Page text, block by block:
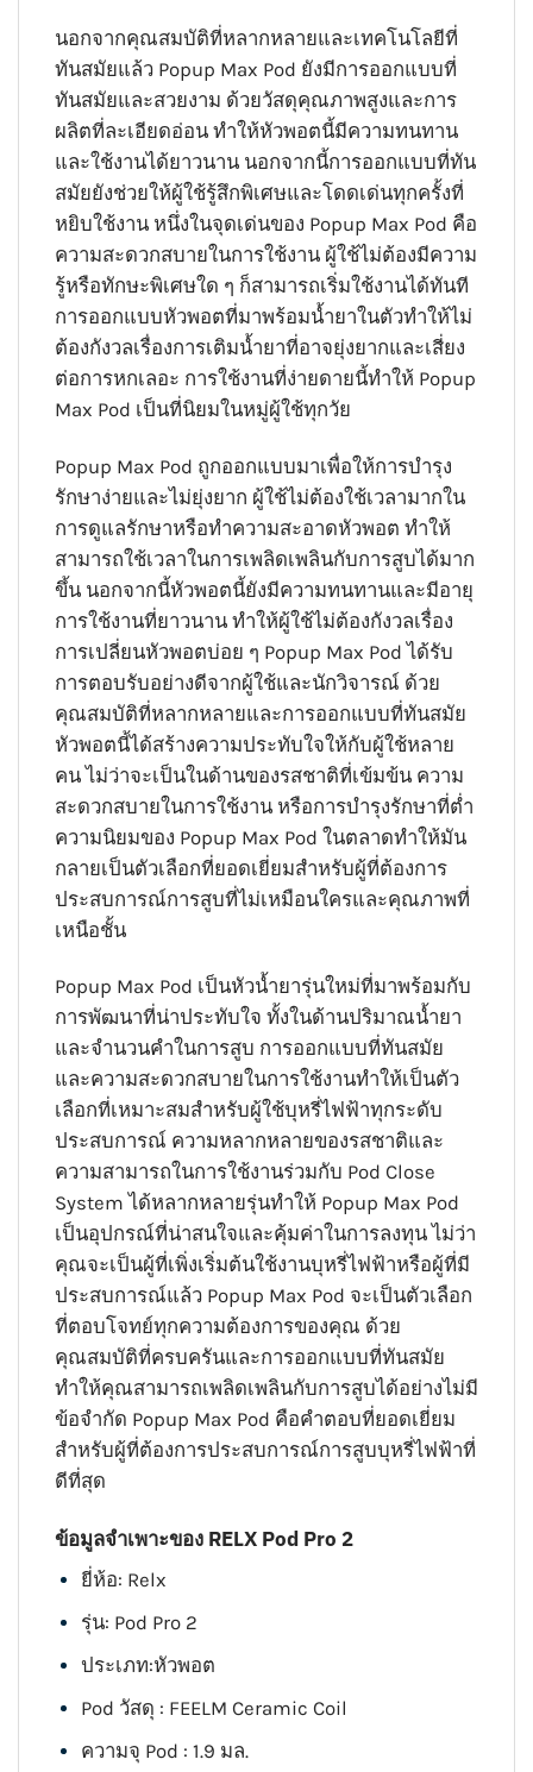
นอกจากคุณสมบัติที่หลากหลายและเทคโนโลยีที่
ทันสมัยแล้ว Popup Max Pod ยังมีการออกแบบที่
ทันสมัยและสวยงาม ด้วยวัสดุคุณภาพสูงและการ
ผลิตที่ละเอียดอ่อน ทำให้หัวพอตนี้มีความทนทาน
และใช้งานได้ยาวนาน นอกจากนี้การออกแบบที่ทัน
สมัยยังช่วยให้ผู้ใช้รู้สึกพิเศษและโดดเด่นทุกครั้งที่
หยิบใช้งาน หนึ่งในจุดเด่นของ Popup Max Pod คือ
ความสะดวกสบายในการใช้งาน ผู้ใช้ไม่ต้องมีความ
รู้หรือทักษะพิเศษใด ๆ ก็สามารถเริ่มใช้งานได้ทันที
การออกแบบหัวพอตที่มาพร้อมน้ำยาในตัวทำให้ไม่
ต้องกังวลเรื่องการเติมน้ำยาที่อาจยุ่งยากและเสี่ยง
ต่อการหกเลอะ การใช้งานที่ง่ายดายนี้ทำให้ Popup
Max Pod เป็นที่นิยมในหมู่ผู้ใช้ทุกวัย
Popup Max Pod ถูกออกแบบมาเพื่อให้การบำรุง
รักษาง่ายและไม่ยุ่งยาก ผู้ใช้ไม่ต้องใช้เวลามากใน
การดูแลรักษาหรือทำความสะอาดหัวพอต ทำให้
สามารถใช้เวลาในการเพลิดเพลินกับการสูบได้มาก
ขึ้น นอกจากนี้หัวพอตนี้ยังมีความทนทานและมีอายุ
การใช้งานที่ยาวนาน ทำให้ผู้ใช้ไม่ต้องกังวลเรื่อง
การเปลี่ยนหัวพอตบ่อย ๆ Popup Max Pod ได้รับ
การตอบรับอย่างดีจากผู้ใช้และนักวิจารณ์ ด้วย
คุณสมบัติที่หลากหลายและการออกแบบที่ทันสมัย
หัวพอตนี้ได้สร้างความประทับใจให้กับผู้ใช้หลาย
คน ไม่ว่าจะเป็นในด้านของรสชาติที่เข้มข้น ความ
สะดวกสบายในการใช้งาน หรือการบำรุงรักษาที่ต่ำ
ความนิยมของ Popup Max Pod ในตลาดทำให้มัน
กลายเป็นตัวเลือกที่ยอดเยี่ยมสำหรับผู้ที่ต้องการ
ประสบการณ์การสูบที่ไม่เหมือนใครและคุณภาพที่
เหนือชั้น
Popup Max Pod เป็นหัวน้ำยารุ่นใหม่ที่มาพร้อมกับ
การพัฒนาที่น่าประทับใจ ทั้งในด้านปริมาณน้ำยา
และจำนวนคำในการสูบ การออกแบบที่ทันสมัย
และความสะดวกสบายในการใช้งานทำให้เป็นตัว
เลือกที่เหมาะสมสำหรับผู้ใช้บุหรี่ไฟฟ้าทุกระดับ
ประสบการณ์ ความหลากหลายของรสชาติและ
ความสามารถในการใช้งานร่วมกับ Pod Close
System ได้หลากหลายรุ่นทำให้ Popup Max Pod
เป็นอุปกรณ์ที่น่าสนใจและคุ้มค่าในการลงทุน ไม่ว่า
คุณจะเป็นผู้ที่เพิ่งเริ่มต้นใช้งานบุหรี่ไฟฟ้าหรือผู้ที่มี
ประสบการณ์แล้ว Popup Max Pod จะเป็นตัวเลือก
ที่ตอบโจทย์ทุกความต้องการของคุณ ด้วย
คุณสมบัติที่ครบครันและการออกแบบที่ทันสมัย
ทำให้คุณสามารถเพลิดเพลินกับการสูบได้อย่างไม่มี
ข้อจำกัด Popup Max Pod คือคำตอบที่ยอดเยี่ยม
สำหรับผู้ที่ต้องการประสบการณ์การสูบบุหรี่ไฟฟ้าที่
ดีที่สุด
ข้อมูลจำเพาะของ RELX Pod Pro 2
ยี่ห้อ: Relx
รุ่น: Pod Pro 2
ประเภท:หัวพอต
Pod วัสดุ : FEELM Ceramic Coil
ความจุ Pod : 1.9 มล.